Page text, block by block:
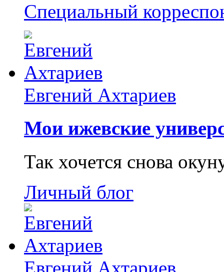
Специальный
Евгений Ахтариев
Мои ижевские
Так хочется снова
Личный блог
Евгений Ахтариев